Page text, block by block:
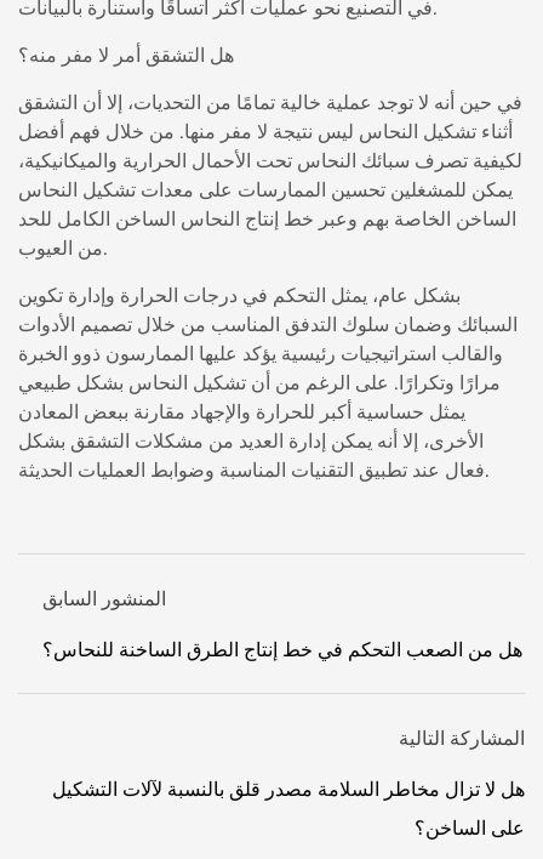
في التصنيع نحو عمليات أكثر اتساقًا واستنارة بالبيانات.
هل التشقق أمر لا مفر منه؟
في حين أنه لا توجد عملية خالية تمامًا من التحديات، إلا أن التشقق
أثناء تشكيل النحاس ليس نتيجة لا مفر منها. من خلال فهم أفضل
لكيفية تصرف سبائك النحاس تحت الأحمال الحرارية والميكانيكية،
يمكن للمشغلين تحسين الممارسات على معدات تشكيل النحاس
الساخن الخاصة بهم وعبر خط إنتاج النحاس الساخن الكامل للحد
من العيوب.
بشكل عام، يمثل التحكم في درجات الحرارة وإدارة تكوين
السبائك وضمان سلوك التدفق المناسب من خلال تصميم الأدوات
والقالب استراتيجيات رئيسية يؤكد عليها الممارسون ذوو الخبرة
مرارًا وتكرارًا. على الرغم من أن تشكيل النحاس بشكل طبيعي
يمثل حساسية أكبر للحرارة والإجهاد مقارنة ببعض المعادن
الأخرى، إلا أنه يمكن إدارة العديد من مشكلات التشقق بشكل
فعال عند تطبيق التقنيات المناسبة وضوابط العمليات الحديثة.
المنشور السابق
هل من الصعب التحكم في خط إنتاج الطرق الساخنة للنحاس؟
المشاركة التالية
هل لا تزال مخاطر السلامة مصدر قلق بالنسبة لآلات التشكيل
على الساخن؟